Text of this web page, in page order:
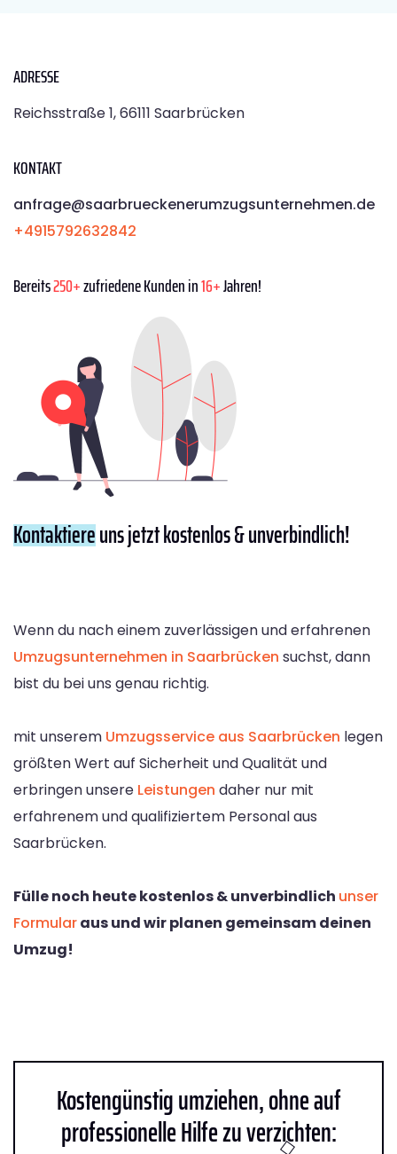
ADRESSE
Reichsstraße 1, 66111 Saarbrücken
KONTAKT
anfrage@saarbrueckenerumzugsunternehmen.de
+4915792632842
Bereits250+zufriedene Kunden in16+Jahren!
Kontaktiereuns jetzt kostenlos & unverbindlich!
Wenn du nach einem zuverlässigen und erfahrenen
Umzugsunternehmen in Saarbrücken suchst, dann
bist du bei uns genau richtig.
mit unserem Umzugsservice aus Saarbrücken legen
größten Wert auf Sicherheit und Qualität und
erbringen unsere Leistungen daher nur mit
erfahrenem und qualifiziertem Personal aus
Saarbrücken.
Fülle noch heute kostenlos & unverbindlich unser
Formularaus und wir planen gemeinsam deinen
Umzug!
Kostengünstig umziehen, ohne auf
professionelle Hilfe zu verzichten: